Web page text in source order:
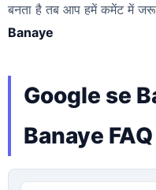
बनता है तब आप हमें कमेंट में
Banaye
Google se
Banaye FAQ